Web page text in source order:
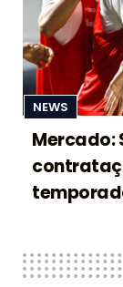
NEWS
Mercado: